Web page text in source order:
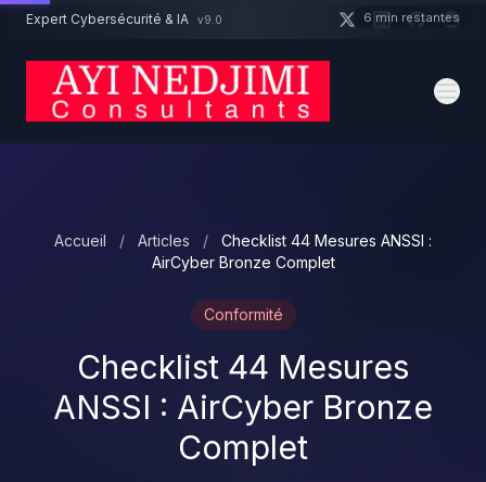
Aller au contenu principal
Expert Cybersécurité & IA v9.0
Accueil / Articles /
Checklist 44 Mesures ANSSI :
AirCyber Bronze Complet
Conformité
Checklist 44 Mesures
ANSSI : AirCyber Bronze
Complet
Un projet cybersécurité ? 6 min restantes